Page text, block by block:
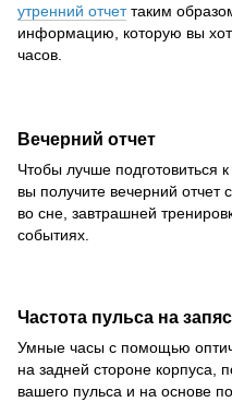
утренний отчеттаким
информацию, которую вы
часов.
Вечерний отчет
Чтобы лучше
вы получите вечерний
во сне, завтрашней
событиях.
Частота пульса на
Умные часы с помощью
на задней стороне корпуса,
вашего пульса и на основе